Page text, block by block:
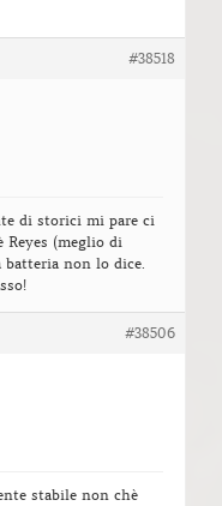
#38518
di storici mi pare ci
Reyes (meglio di
batteria non lo dice.
#38506
stabile non chè